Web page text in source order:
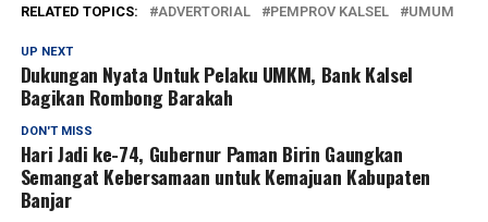
RELATED TOPICS: ADVERTORIAL PEMPROV KALSEL UMUM
UP NEXT
Dukungan Nyata Untuk Pelaku UMKM, Bank Kalsel
Bagikan Rombong Barakah
DON'T MISS
Hari Jadi ke-74, Gubernur Paman Birin Gaungkan
Semangat Kebersamaan untuk Kemajuan Kabupaten
Banjar